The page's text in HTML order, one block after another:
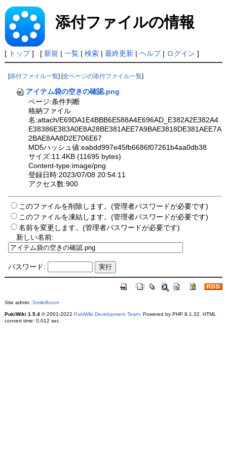
添付ファイルの情報
[ トップ] [ 新規 | 一覧| 検索| 最終更新| ヘルプ| ログイン ]
[添付ファイル一覧] [全ページの添付ファイル一覧]
アイテム袋の空きの確認.png
ページ:条件判断
格納ファイル
名:attach/E69DA1E4BBB6E588A4E696AD_E382A2E382A4
E38386E383A0E8A28BE381AEE7A9BAE3818DE381AEE7A
2BAE8AA8D2E706E67
MD5ハッシュ値:eabdd997e45fb6686f07261b4aa0db38
サイズ:11.4KB (11695 bytes)
Content-type:image/png
登録日時:2023/07/08 20:54:11
アクセス数:900
このファイルを削除します。(管理者パスワードが必要です)
このファイルを凍結します。(管理者パスワードが必要です)
名前を変更します。(管理者パスワードが必要です)
新しい名前:
パスワード:
Site admin: SmileBoom
PukiWiki 1.5.4© 2001-2022 PukiWiki Development Team. Powered by PHP 8.1.32. HTML
convert time: 0.012 sec.